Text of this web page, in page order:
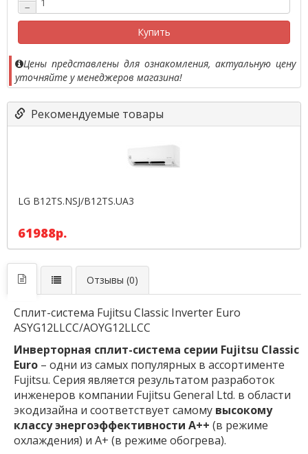
−
Купить
Цены представлены для ознакомления, актуальную цену
уточняйте у менеджеров магазина!
Рекомендуемые товары
LG B12TS.NSJ/B12TS.UA3
61988р.
Отзывы (0)
Сплит-система Fujitsu Classic Inverter Euro
ASYG12LLCC/AOYG12LLCC
Инверторная сплит-система серии Fujitsu Classic
Euro – одни из самых популярных в ассортименте
Fujitsu. Серия является результатом разработок
инженеров компании Fujitsu General Ltd. в области
экодизайна и соответствует самому высокому
классу энергоэффективности А++ (в режиме
охлаждения) и А+ (в режиме обогрева).